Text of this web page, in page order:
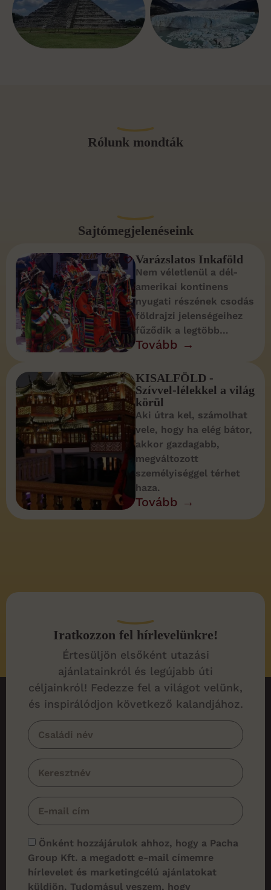
Rólunk mondták
Sajtómegjelenéseink
Varázslatos Inkaföld
Nem véletlenül a dél-
amerikai kontinens
nyugati részének csodás
földrajzi jelenségeihez
fűződik a legtöbb…
Tovább →
KISALFÖLD -
Szívvel-lélekkel a világ
körül
Aki útra kel, számolhat
vele, hogy ha elég bátor,
akkor gazdagabb,
megváltozott
személyiséggel térhet
haza.
Tovább →
Iratkozzon fel hírlevelünkre!
Értesüljön elsőként utazási
ajánlatainkról és legújabb úti
céljainkról! Fedezze fel a világot velünk,
és inspirálódjon következő kalandjához.
Önként hozzájárulok ahhoz, hogy a Pacha
Group Kft. a megadott e-mail címemre
hírlevelet és marketingcélú ajánlatokat
küldjön. Tudomásul veszem, hogy